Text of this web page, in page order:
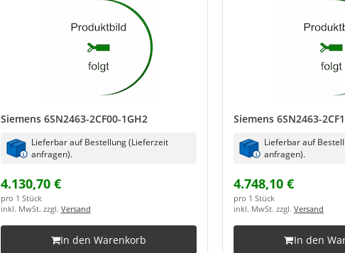
Siemens 6SN2463-2CF00-1GH2
Lieferbar auf Bestellung (Lieferzeit
anfragen).
4.130,70 €
pro 1 Stück
inkl. MwSt. zzgl. Versand
In den Warenkorb
Siemens 6SN2463-
Lieferbar auf
anfragen).
4.748,10 €
pro 1 Stück
inkl. MwSt. zzgl. Versand
In den